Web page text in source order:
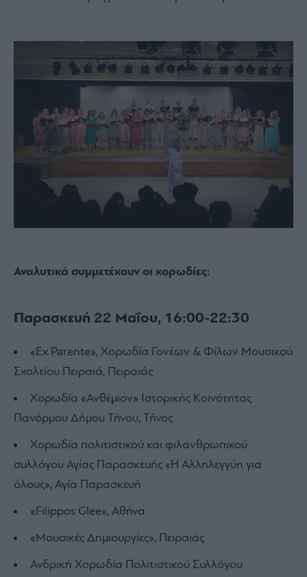
Αναλυτικά συμμετέχουν οι χορωδίες:
Παρασκευή 22 Μαΐου, 16:00-22:30
«Ex Parente», Χορωδία Γονέων & Φίλων Μουσικού
Σχολείου Πειραιά, Πειραιάς
Χορωδία «Ανθέμιον» Ιστορικής Κοινότητας
Πανόρμου Δήμου Τήνου, Τήνος
Χορωδία πολιτιστικού και φιλανθρωπικού
συλλόγου Αγίας Παρασκευής «Η Αλληλεγγύη για
όλους», Αγία Παρασκευή
«Filippos Glee», Αθήνα
«Μουσικές Δημιουργίες», Πειραιάς
Ανδρική Χορωδία Πολιτιστικού Συλλόγου